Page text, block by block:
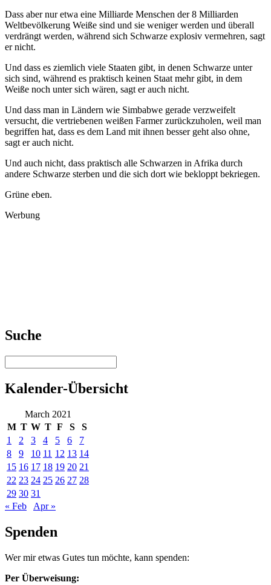
Dass aber nur etwa eine Milliarde Menschen der 8 Milliarden
Weltbevölkerung Weiße sind und sie weniger werden und überall
verdrängt werden, während sich Schwarze explosiv vermehren, sagt
er nicht.
Und dass es ziemlich viele Staaten gibt, in denen Schwarze unter
sich sind, während es praktisch keinen Staat mehr gibt, in dem
Weiße noch unter sich wären, sagt er auch nicht.
Und dass man in Ländern wie Simbabwe gerade verzweifelt
versucht, die vertriebenen weißen Farmer zurückzuholen, weil man
begriffen hat, dass es dem Land mit ihnen besser geht also ohne,
sagt er auch nicht.
Und auch nicht, dass praktisch alle Schwarzen in Afrika durch
andere Schwarze sterben und die sich dort wie bekloppt bekriegen.
Grüne eben.
Werbung
Suche
Kalender-Übersicht
March 2021
M T W T F S
S
1
2 3 4 5 6
7
8
9 10 11 12 13 14
15 16 17 18 19 20 21
22 23 24 25 26 27 28
29 30 31
« Feb
Apr »
Spenden
Wer mir etwas Gutes tun möchte, kann spenden:
Per Überweisung: